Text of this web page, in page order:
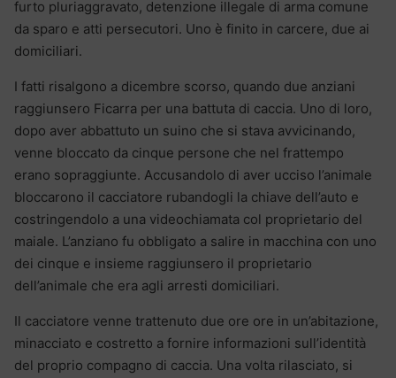
furto pluriaggravato, detenzione illegale di arma comune
da sparo e atti persecutori. Uno è finito in carcere, due ai
domiciliari.
I fatti risalgono a dicembre scorso, quando due anziani
raggiunsero Ficarra per una battuta di caccia. Uno di loro,
dopo aver abbattuto un suino che si stava avvicinando,
venne bloccato da cinque persone che nel frattempo
erano sopraggiunte. Accusandolo di aver ucciso l’animale
bloccarono il cacciatore rubandogli la chiave dell’auto e
costringendolo a una videochiamata col proprietario del
maiale. L’anziano fu obbligato a salire in macchina con uno
dei cinque e insieme raggiunsero il proprietario
dell’animale che era agli arresti domiciliari.
Il cacciatore venne trattenuto due ore ore in un’abitazione,
minacciato e costretto a fornire informazioni sull’identità
del proprio compagno di caccia. Una volta rilasciato, si